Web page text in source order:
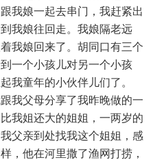
我娘一起去串门，我赶紧出
我娘往回走。我娘隔老远
我娘回来了。胡同口有三个
一个小孩儿对另一个小孩
我童年的小伙伴儿们了。
我父母分享了我昨晚做的一
我姐还大的姐姐，一两岁的
父亲到处找我这个姐姐，感
，他在河里撒了渔网打捞，